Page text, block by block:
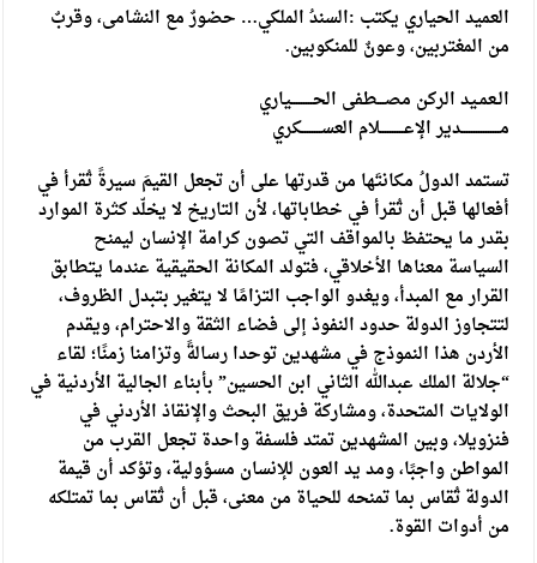
العميد الحياري يكتب :السندُ الملكي… حضورٌ مع النشامى، وقربٌ
من المغتربين، وعونٌ للمنكوبين.
الـعمـيد الركن مصـــطفى الحـــــــــياري
مــــــــــــــــدير الإعــــــــــلام العســــــــكري
تستمد الدولُ مكانتَها من قدرتها على أن تجعل القيمَ سيرةً تُقرأ في
أفعالها قبل أن تُقرأ في خطاباتها، لأن التاريخ لا يخلّد كثرة الموارد
بقدر ما يحتفظ بالمواقف التي تصون كرامة الإنسان ليمنح
السياسة معناها الأخلاقي، فتولد المكانة الحقيقية عندما يتطابق
القرار مع المبدأ، ويغدو الواجب التزامًا لا يتغير بتبدل الظروف،
لتتجاوز الدولة حدود النفوذ إلى فضاء الثقة والاحترام، ويقدم
الأردن هذا النموذج في مشهدين توحدا رسالةً وتزامنا زمنًا؛ لقاء
“جلالة الملك عبدالله الثاني ابن الحسين” بأبناء الجالية الأردنية في
الولايات المتحدة، ومشاركة فريق البحث والإنقاذ الأردني في
فنزويلا، وبين المشهدين تمتد فلسفة واحدة تجعل القرب من
المواطن واجبًا، ومد يد العون للإنسان مسؤولية، وتؤكد أن قيمة
الدولة تُقاس بما تمنحه للحياة من معنى، قبل أن تُقاس بما تمتلكه
من أدوات القوة.